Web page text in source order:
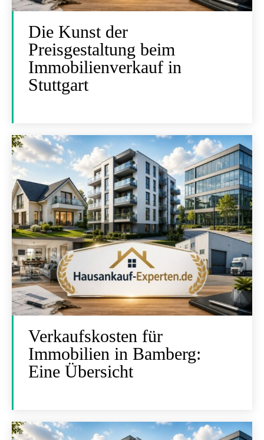
Die Kunst der
Preisgestaltung beim
Immobilienverkauf in
Stuttgart
Verkaufskosten für
Immobilien in Bamberg:
Eine Übersicht